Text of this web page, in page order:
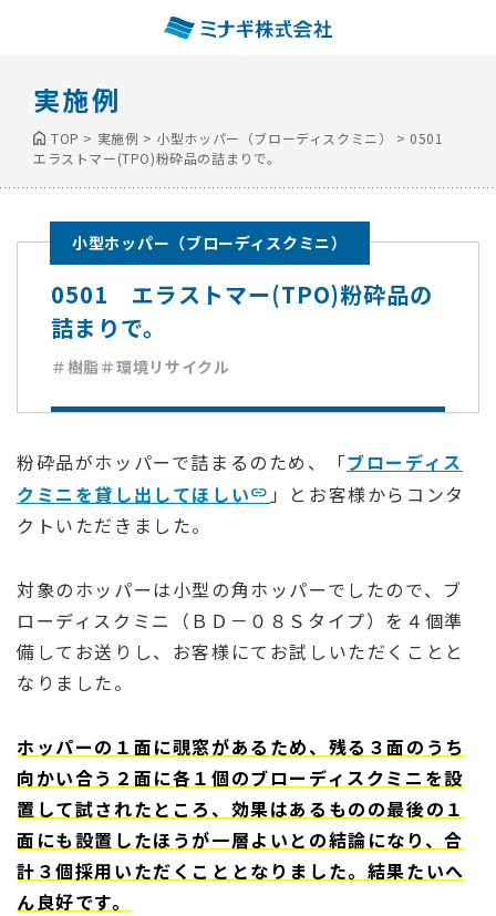
実施例
TOP > 実施例 > 小型ホッパー（ブローディスクミニ） > 0501
エラストマー(TPO)粉砕品の詰まりで。
小型ホッパー（ブローディスクミニ）
0501 エラストマー(TPO)粉砕品の
詰まりで。
＃樹脂 ＃環境リサイクル
粉砕品がホッパーで詰まるのため、「ブローディス
クミニを貸し出してほしい
」とお客様からコンタ
クトいただきました。
対象のホッパーは小型の角ホッパーでしたので、ブ
ローディスクミニ（ＢＤ－０８Ｓタイプ）を４個準
備してお送りし、お客様にてお試しいただくことと
なりました。
ホッパーの１面に覗窓があるため、残る３面のうち
向かい合う２面に各１個のブローディスクミニを設
置して試されたところ、効果はあるものの最後の１
面にも設置したほうが一層よいとの結論になり、合
計３個採用いただくこととなりました。結果たいへ
ん良好です。